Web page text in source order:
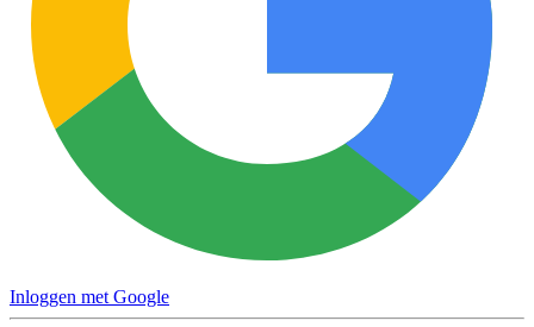
Inloggen met Google